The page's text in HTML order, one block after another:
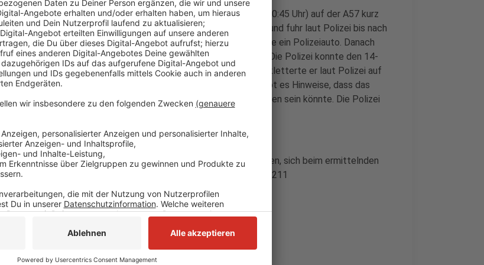
Die Polizei wollte nach eigenen Angaben gegen Viertel vor eins (00:45 Uhr) auf der A57 kurz
vor Moers ein Auto kontrollieren. Der Fahrer versuchte zu fliehen und fuhr laut Polizei bis nach
Meerbusch-Osterath. Dort rammte er auf der Meerbuscher Straße ein Polizeiauto. Danach
versuchten der Fahrer und der Beifahrer zu Fuß weiter zu fliehen. Die Polizei konnte den 14-
jährigen Beifahrer stoppen. Der Fahrer konnte aber fliehen. Dabei kletterte er laut Polizei auf
ein abgestelltes Auto und sprang auf eine Garage. Laut Polizei gibt es Hinweise, dass das
Fahrzeug mit dem die beiden Personen unterwegs waren, gestohlen sein könnte. Die Polizei
Die Infos der Polizei:
Zeugen, die sachdienliche Hinweise geben können, werden gebeten, sich beim ermittelnden
Verkehrskommissariat 1 des Polizeipräsidiums Düsseldorf unter 0211
8700 zu melden.